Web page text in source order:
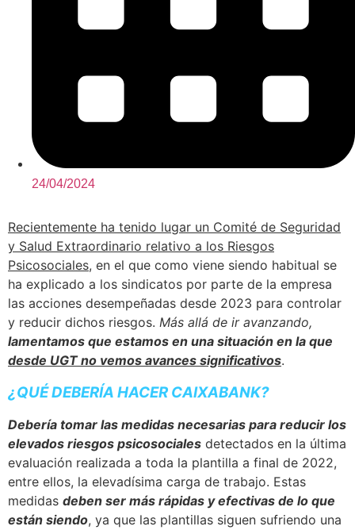
24/04/2024
Recientemente ha tenido lugar un Comité de Seguridad
y Salud Extraordinario relativo a los Riesgos
Psicosociales, en el que como viene siendo habitual se
ha explicado a los sindicatos por parte de la empresa
las acciones desempeñadas desde 2023 para controlar
y reducir dichos riesgos. Más allá de ir avanzando,
lamentamos que estamos en una situación en la que
desde UGT no vemos avances significativos.
¿QUÉ DEBERÍA HACER CAIXABANK?
Debería tomar las medidas necesarias para reducir los
elevados riesgos psicosociales detectados en la última
evaluación realizada a toda la plantilla a final de 2022,
entre ellos, la elevadísima carga de trabajo. Estas
medidas deben ser más rápidas y efectivas de lo que
están siendo, ya que las plantillas siguen sufriendo una